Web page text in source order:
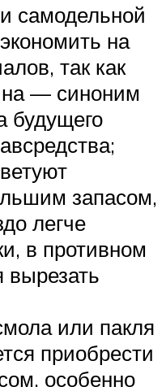
самодельной
на
так как
— синоним
будущего
запасом,
легче
в противном
вырезать
или пакля
приобрести
особенно